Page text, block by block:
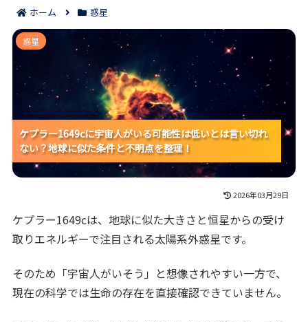
ホーム 惑星
ケプラー1649cに宇宙人がいる可能性は低いとは言い切
れない？地球に似た条件と不明点を整理！
ケプラー1649cに宇宙人がいる可能性は低いとは言い切れ
ない？地球に似た条件と不明点を整理！
ケプラー1649cに宇宙人がいる可能性は低いとは言い切れ
ない？地球に似た条件と不明点を整理！
ケプラー1649cに宇宙人がいる可能性は低いとは言い切れ
ない？地球に似た条件と不明点を整理！
惑星
2026年03月29日
ケプラー1649cは、地球に似た大きさと恒星からの受け
取りエネルギーで注目される太陽系外惑星です。
そのため「宇宙人がいそう」と想像されやすい一方で、
現在の科学では生命の存在を直接確認できていません。